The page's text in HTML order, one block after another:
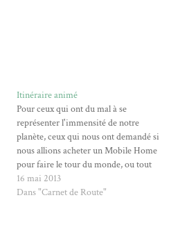
Itinéraire animé
Pour ceux qui ont du mal à se
représenter l'immensité de notre
planète, ceux qui nous ont demandé si
nous allions acheter un Mobile Home
pour faire le tour du monde, ou tout
simplement pour le plaisir des yeux,
nous avons fait une petite animation de
16 mai 2013
Dans "Carnet de Route"